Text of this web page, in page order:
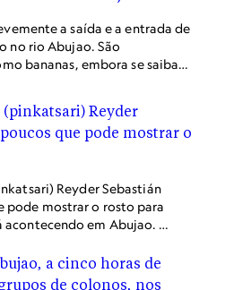
a saída e a entrada de
no rio Abujao. São
bananas, embora se saiba
Reyder Sebastián
pode mostrar o rosto para
acontecendo em Abujao. A